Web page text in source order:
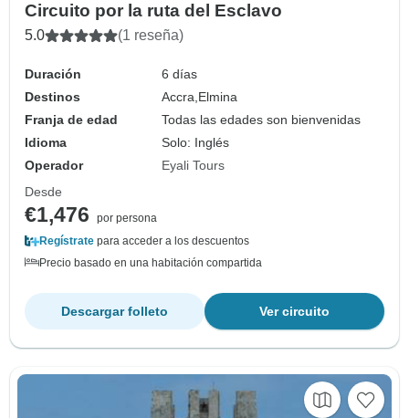
Circuito por la ruta del Esclavo
5.0 (1 reseña)
Duración
6 días
Destinos
Accra,Elmina
Franja de edad
Todas las edades son bienvenidas
Idioma
Solo: Inglés
Operador
Eyali Tours
Desde
€1,476
por persona
Regístrate para acceder a los descuentos
Precio basado en una habitación compartida
Ver circuito
Descargar folleto